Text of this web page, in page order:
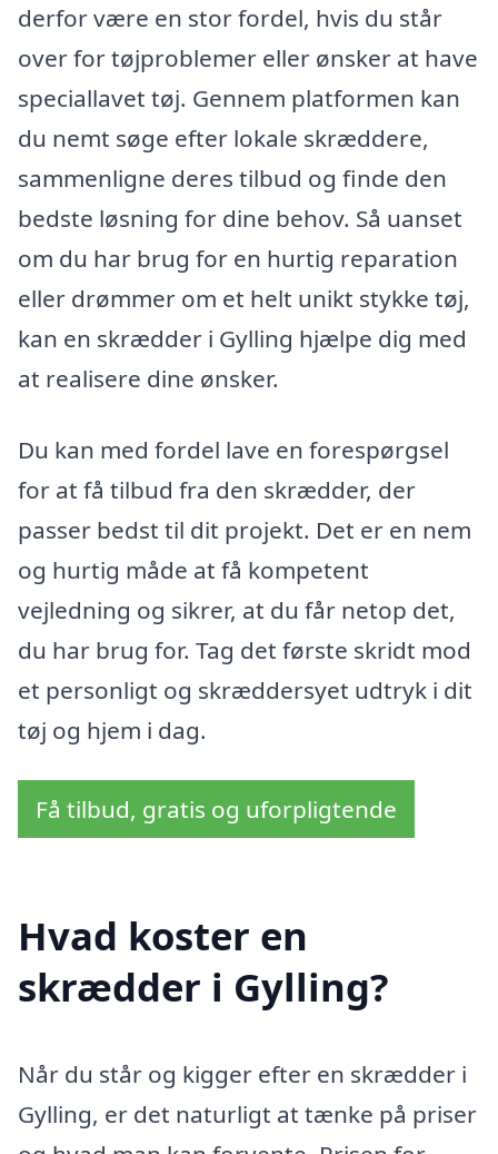
derfor være en stor fordel, hvis du står
over for tøjproblemer eller ønsker at have
speciallavet tøj. Gennem platformen kan
du nemt søge efter lokale skræddere,
sammenligne deres tilbud og finde den
bedste løsning for dine behov. Så uanset
om du har brug for en hurtig reparation
eller drømmer om et helt unikt stykke tøj,
kan en skrædder i Gylling hjælpe dig med
at realisere dine ønsker.
Du kan med fordel lave en forespørgsel
for at få tilbud fra den skrædder, der
passer bedst til dit projekt. Det er en nem
og hurtig måde at få kompetent
vejledning og sikrer, at du får netop det,
du har brug for. Tag det første skridt mod
et personligt og skræddersyet udtryk i dit
tøj og hjem i dag.
Få tilbud, gratis og uforpligtende
Hvad koster en
skrædder i Gylling?
Når du står og kigger efter en skrædder i
Gylling, er det naturligt at tænke på priser